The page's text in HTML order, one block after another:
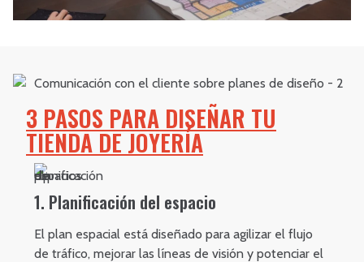
3 PASOS PARA DISEÑAR TU
TIENDA DE JOYERÍA
1. Planificación del espacio
El plan espacial está diseñado para agilizar el flujo
de tráfico, mejorar las líneas de visión y potenciar el